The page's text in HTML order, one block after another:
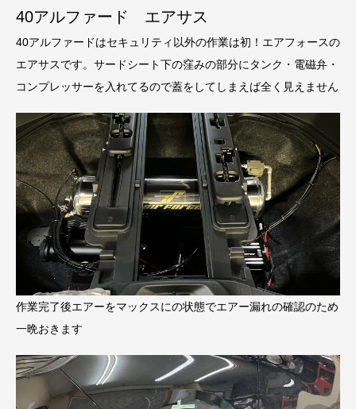
40アルファード エアサス
40アルファードはセキュリティ以外の作業は初！エアフォースの
エアサスです。サードシート下の窪みの部分にタンク・電磁弁・
コンプレッサーを入れてるので蓋をしてしまえば全く見えません
作業完了後エアーをマックスにの状態でエアー漏れの確認のため
一晩おきます